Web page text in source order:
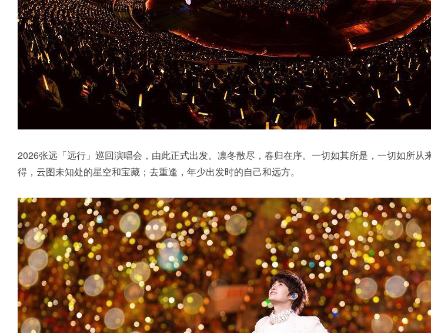
2026张远「远行」巡回演唱会，由此正式出发。凛冬散尽，春归在序。一切如其所是，一切如所
得，云图未知处的星空和宝藏；去重逢，年少出发时的自己和远方。